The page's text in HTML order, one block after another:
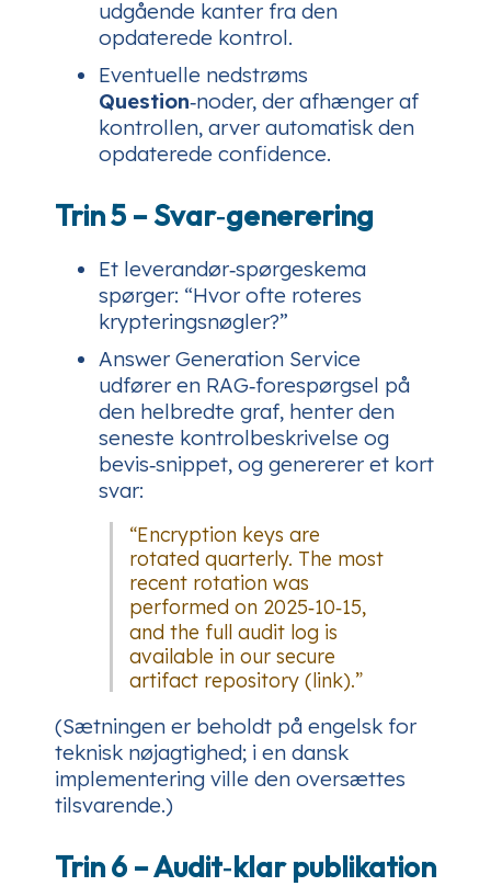
udgående kanter fra den
opdaterede kontrol.
Eventuelle nedstrøms
Question‑noder, der afhænger af
kontrollen, arver automatisk den
opdaterede confidence.
Trin 5 – Svar‑generering
Et leverandør‑spørgeskema
spørger: “Hvor ofte roteres
krypteringsnøgler?”
Answer Generation Service
udfører en RAG‑forespørgsel på
den helbredte graf, henter den
seneste kontrolbeskrivelse og
bevis‑snippet, og genererer et kort
svar:
“Encryption keys are
rotated quarterly. The most
recent rotation was
performed on 2025‑10‑15,
and the full audit log is
available in our secure
artifact repository (link).”
(Sætningen er beholdt på engelsk for
teknisk nøjagtighed; i en dansk
implementering ville den oversættes
tilsvarende.)
Trin 6 – Audit‑klar publikation